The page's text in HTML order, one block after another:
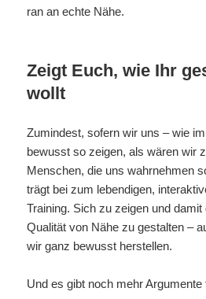
ran an echte Nähe.
Zeigt Euch, wie Ihr
wollt
Zumindest, sofern wir uns – wie
bewusst so zeigen, als wären wir
Menschen, die uns wahrnehmen
trägt bei zum lebendigen,
Training. Sich zu zeigen und
Qualität von Nähe zu gestalten –
wir ganz bewusst herstellen.
Und es gibt noch mehr Argumente